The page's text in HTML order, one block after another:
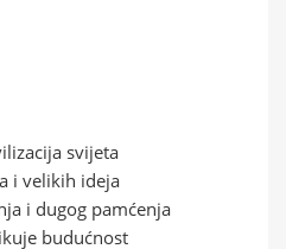
svijeta
i velikih ideja
i dugog pamćenja
budućnost